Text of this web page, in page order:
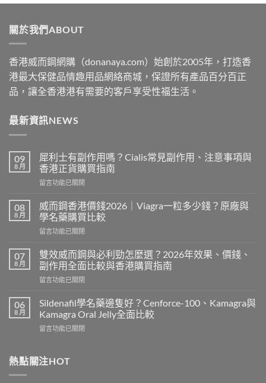
$329
關於我們ABOUT
香港威而鋼網購（donanaya.com）始創於2005年，打造香
港最大保健品情趣用品網絡商城，保證所有產品百分百正
品，讓全香港港有需要的客戶享受性福生活。
最新資訊NEWS
09
8 月
犀利士有副作用嗎？Cialis常見副作用、注意事項與
香港正貨購買指南
在
利
士
有
副
用
嗎？
Cialis
常
副
作
注
項
留言功能已關閉
08
8 月
威而鋼香港價錢2026｜Viagra一粒多少錢？原廠與
學名藥購買比較
在
而
鋼
香
港
錢
2026
Viagra
多
留言功能已關閉
07
8 月
雙效威而鋼與必利勁怎麼選？2026年效果、價錢、
副作用全面比較與香港購買指南
在
效
威
而
鋼
利
留言功能已關閉
06
8 月
Sildenafil學名藥邊隻好？Cenforce-100、Kamagra與
Kamagra Oral Jelly全面比較
在
名
藥
留言功能已關閉
熱點關注HOT